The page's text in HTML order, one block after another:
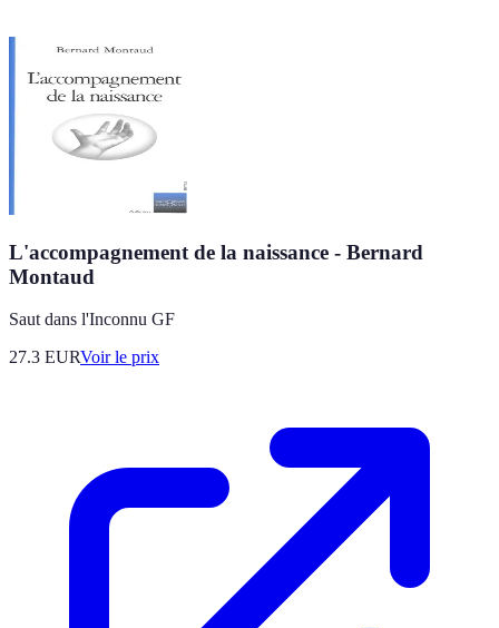
L'accompagnement de la naissance - Bernard
Montaud
Saut dans l'Inconnu GF
27.3 EURVoir le prix